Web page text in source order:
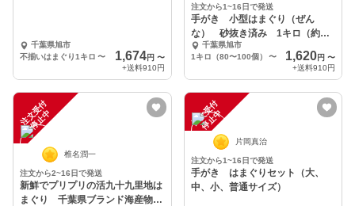
千葉県旭市
不揃いはまぐり1キロ 〜 1,674円 〜
+送料910円
注文から1~16日で発送
手がき 小型はまぐり（ぜん
な） 砂抜き済み 1キロ（約
80〜100個）〜
千葉県旭市
1キロ（80〜100個）
〜 1,620円 〜
+送料910円
注
文
受
付
停
止
中
椎名潤一
注文から2~16日で発送
新鮮でプリプリの活九十九里地は
まぐり 千葉県ブランド海産物認
注
文
受
付
停
止
中
片岡真治
注文から1~16日で発送
手がき はまぐりセット（大、
中、小、普通サイズ）